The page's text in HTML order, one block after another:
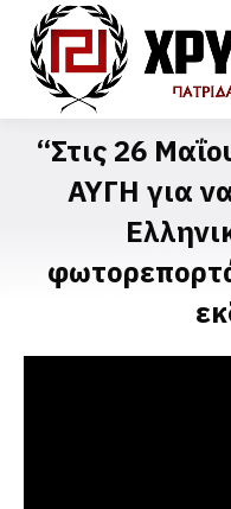
“Στις 26
ΑΥΓΗ για